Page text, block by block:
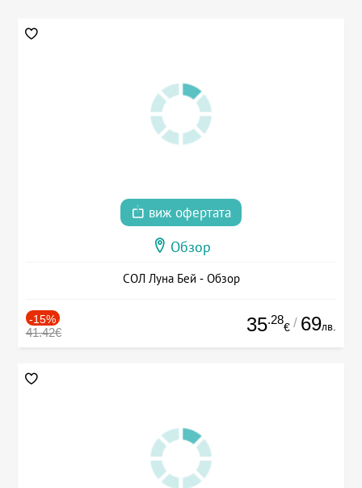
виж офертата
Обзор
СОЛ Луна Бей - Обзор
-15%
41.42€ 35.28
€ / 69лв.